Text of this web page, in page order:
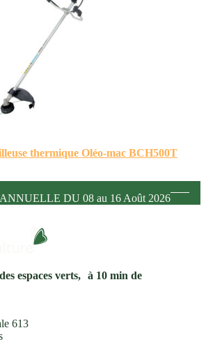
thermique Oléo-mac BCH500T
DU 08 au 16 Août 2026
espaces verts, à 10 min de
613